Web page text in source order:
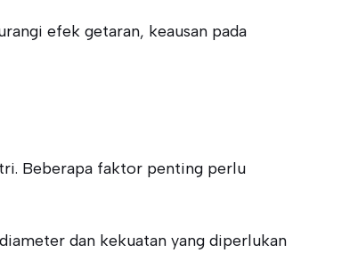
efek getaran, keausan pada
Beberapa faktor penting perlu
dan kekuatan yang diperlukan